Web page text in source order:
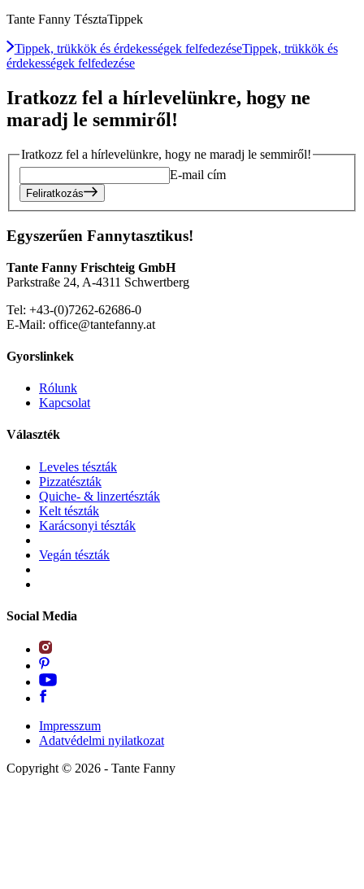
Tante Fanny TésztaTippek
Tippek, trükkök és érdekességek felfedezéseTippek, trükkök és
érdekességek felfedezése
Iratkozz fel a hírlevelünkre, hogy ne
maradj le semmiről!
Iratkozz fel a hírlevelünkre, hogy ne maradj le semmiről!
E-mail cím
Feliratkozás
Egyszerűen Fannytasztikus!
Tante Fanny Frischteig GmbH
Parkstraße 24, A-4311 Schwertberg
Tel: +43-(0)7262-62686-0
E-Mail: office@tantefanny.at
Gyorslinkek
Rólunk
Kapcsolat
Választék
Leveles tészták
Pizzatészták
Quiche- & linzertészták
Kelt tészták
Karácsonyi tészták
Vegán tészták
Social Media
Impresszum
Adatvédelmi nyilatkozat
Copyright © 2026 - Tante Fanny